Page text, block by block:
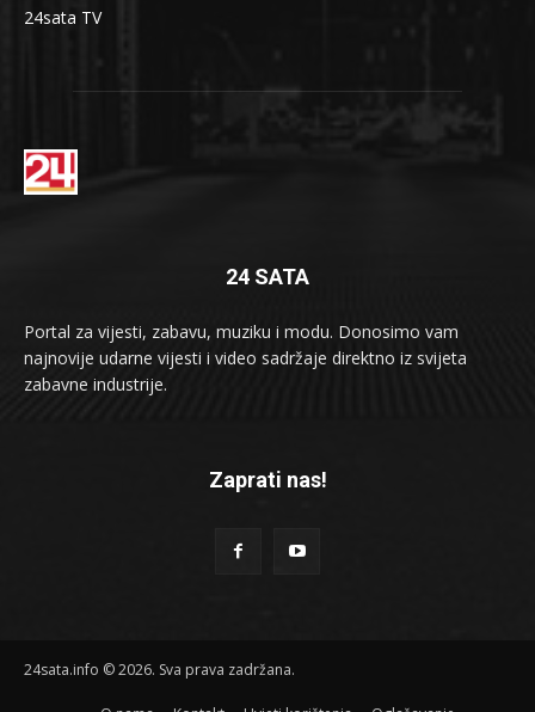
24sata TV
24 SATA
Portal za vijesti, zabavu, muziku i modu. Donosimo vam
najnovije udarne vijesti i video sadržaje direktno iz svijeta
zabavne industrije.
Zaprati nas!
24sata.info © 2026. Sva prava zadržana.